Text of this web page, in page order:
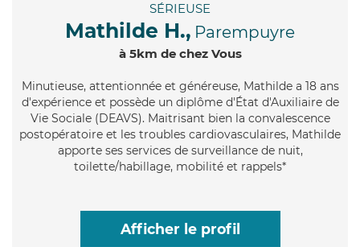
SÉRIEUSE
Mathilde H., Parempuyre
à 5km de chez Vous
Minutieuse, attentionnée et généreuse, Mathilde a 18 ans
d'expérience et possède un diplôme d'État d'Auxiliaire de
Vie Sociale (DEAVS). Maitrisant bien la convalescence
postopératoire et les troubles cardiovasculaires, Mathilde
apporte ses services de surveillance de nuit,
toilette/habillage, mobilité et rappels*
Afficher le profil